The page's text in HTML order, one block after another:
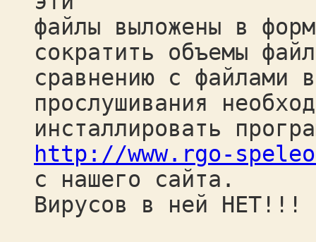
файлы выложены в
сократить объемы
сравнению с файлами
прослушивания
инсталлировать
http://www.rgo-
с нашего сайта.
Вирусов в ней НЕТ!!!